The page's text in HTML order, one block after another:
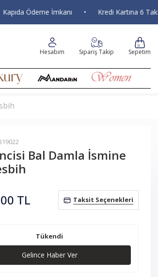
Ödeme İmkanı • Kredi Kartına 6 Taksit
Hesabım Sipariş Takip
0
Sepetim
Bal Damla İsmine
TL Taksit Seçenekleri
Tükendi
Gelince Haber Ver